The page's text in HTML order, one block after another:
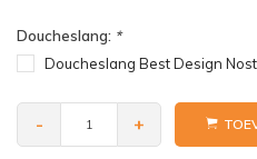
Doucheslang: *
Doucheslang Best Design
- +